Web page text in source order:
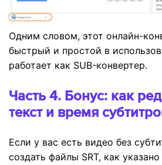
Одним словом, этот онлайн-
быстрый и простой в
работает как SUB-конвертер.
Часть 4. Бонус: как
текст и время
Если у вас есть видео без
создать файлы SRT, как